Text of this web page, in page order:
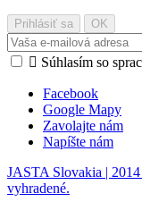
 Súhlasím so
Facebook
Google Mapy
Zavolajte nám
Napíšte nám
JASTA Slovakia |
vyhradené.